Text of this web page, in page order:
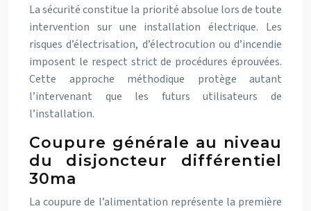
La sécurité constitue la priorité absolue lors de toute
intervention sur une installation électrique. Les
risques d’électrisation, d’électrocution ou d’incendie
imposent le respect strict de procédures éprouvées.
Cette approche méthodique protège autant
l’intervenant que les futurs utilisateurs de
l’installation.
Coupure générale au niveau
du disjoncteur différentiel
30ma
La coupure de l’alimentation représente la première